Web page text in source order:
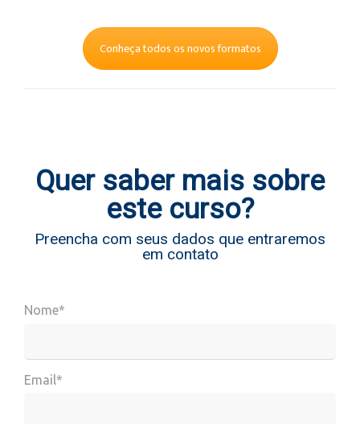
Conheça todos os novos formatos
Quer saber mais sobre
este curso?
Preencha com seus dados que entraremos
em contato
Nome*
Email*